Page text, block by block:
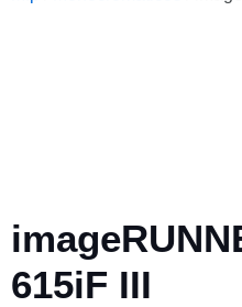
615iF III